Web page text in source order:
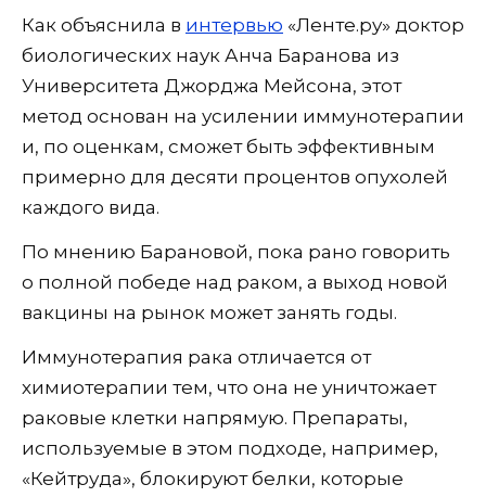
Как объяснила в интервью «Ленте.ру» доктор
биологических наук Анча Баранова из
Университета Джорджа Мейсона, этот
метод основан на усилении иммунотерапии
и, по оценкам, сможет быть эффективным
примерно для десяти процентов опухолей
каждого вида.
По мнению Барановой, пока рано говорить
о полной победе над раком, а выход новой
вакцины на рынок может занять годы.
Иммунотерапия рака отличается от
химиотерапии тем, что она не уничтожает
раковые клетки напрямую. Препараты,
используемые в этом подходе, например,
«Кейтруда», блокируют белки, которые